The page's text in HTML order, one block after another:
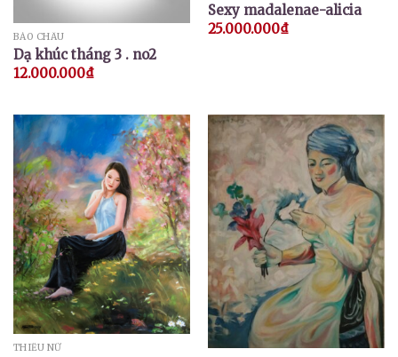
BẢO CHÂU
Dạ khúc tháng 3 . no2
12.000.000₫
Sexy madalenae-alicia
25.000.000₫
THIẾU NỮ